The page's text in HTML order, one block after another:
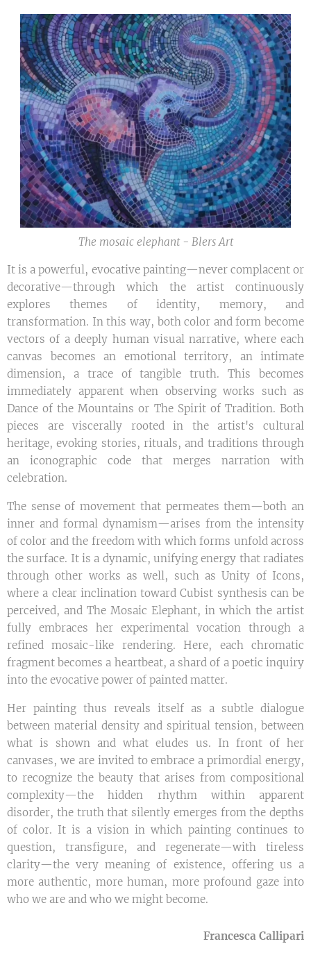
The mosaic elephant - Blers Art
It is a powerful, evocative painting—never complacent or
decorative—through which the artist continuously
explores themes of identity, memory, and
transformation. In this way, both color and form become
vectors of a deeply human visual narrative, where each
canvas becomes an emotional territory, an intimate
dimension, a trace of tangible truth. This becomes
immediately apparent when observing works such as
Dance of the Mountains or The Spirit of Tradition. Both
pieces are viscerally rooted in the artist's cultural
heritage, evoking stories, rituals, and traditions through
an iconographic code that merges narration with
celebration.
The sense of movement that permeates them—both an
inner and formal dynamism—arises from the intensity
of color and the freedom with which forms unfold across
the surface. It is a dynamic, unifying energy that radiates
through other works as well, such as Unity of Icons,
where a clear inclination toward Cubist synthesis can be
perceived, and The Mosaic Elephant, in which the artist
fully embraces her experimental vocation through a
refined mosaic-like rendering. Here, each chromatic
fragment becomes a heartbeat, a shard of a poetic inquiry
into the evocative power of painted matter.
Her painting thus reveals itself as a subtle dialogue
between material density and spiritual tension, between
what is shown and what eludes us. In front of her
canvases, we are invited to embrace a primordial energy,
to recognize the beauty that arises from compositional
complexity—the hidden rhythm within apparent
disorder, the truth that silently emerges from the depths
of color. It is a vision in which painting continues to
question, transfigure, and regenerate—with tireless
clarity—the very meaning of existence, offering us a
more authentic, more human, more profound gaze into
who we are and who we might become.
Francesca Callipari